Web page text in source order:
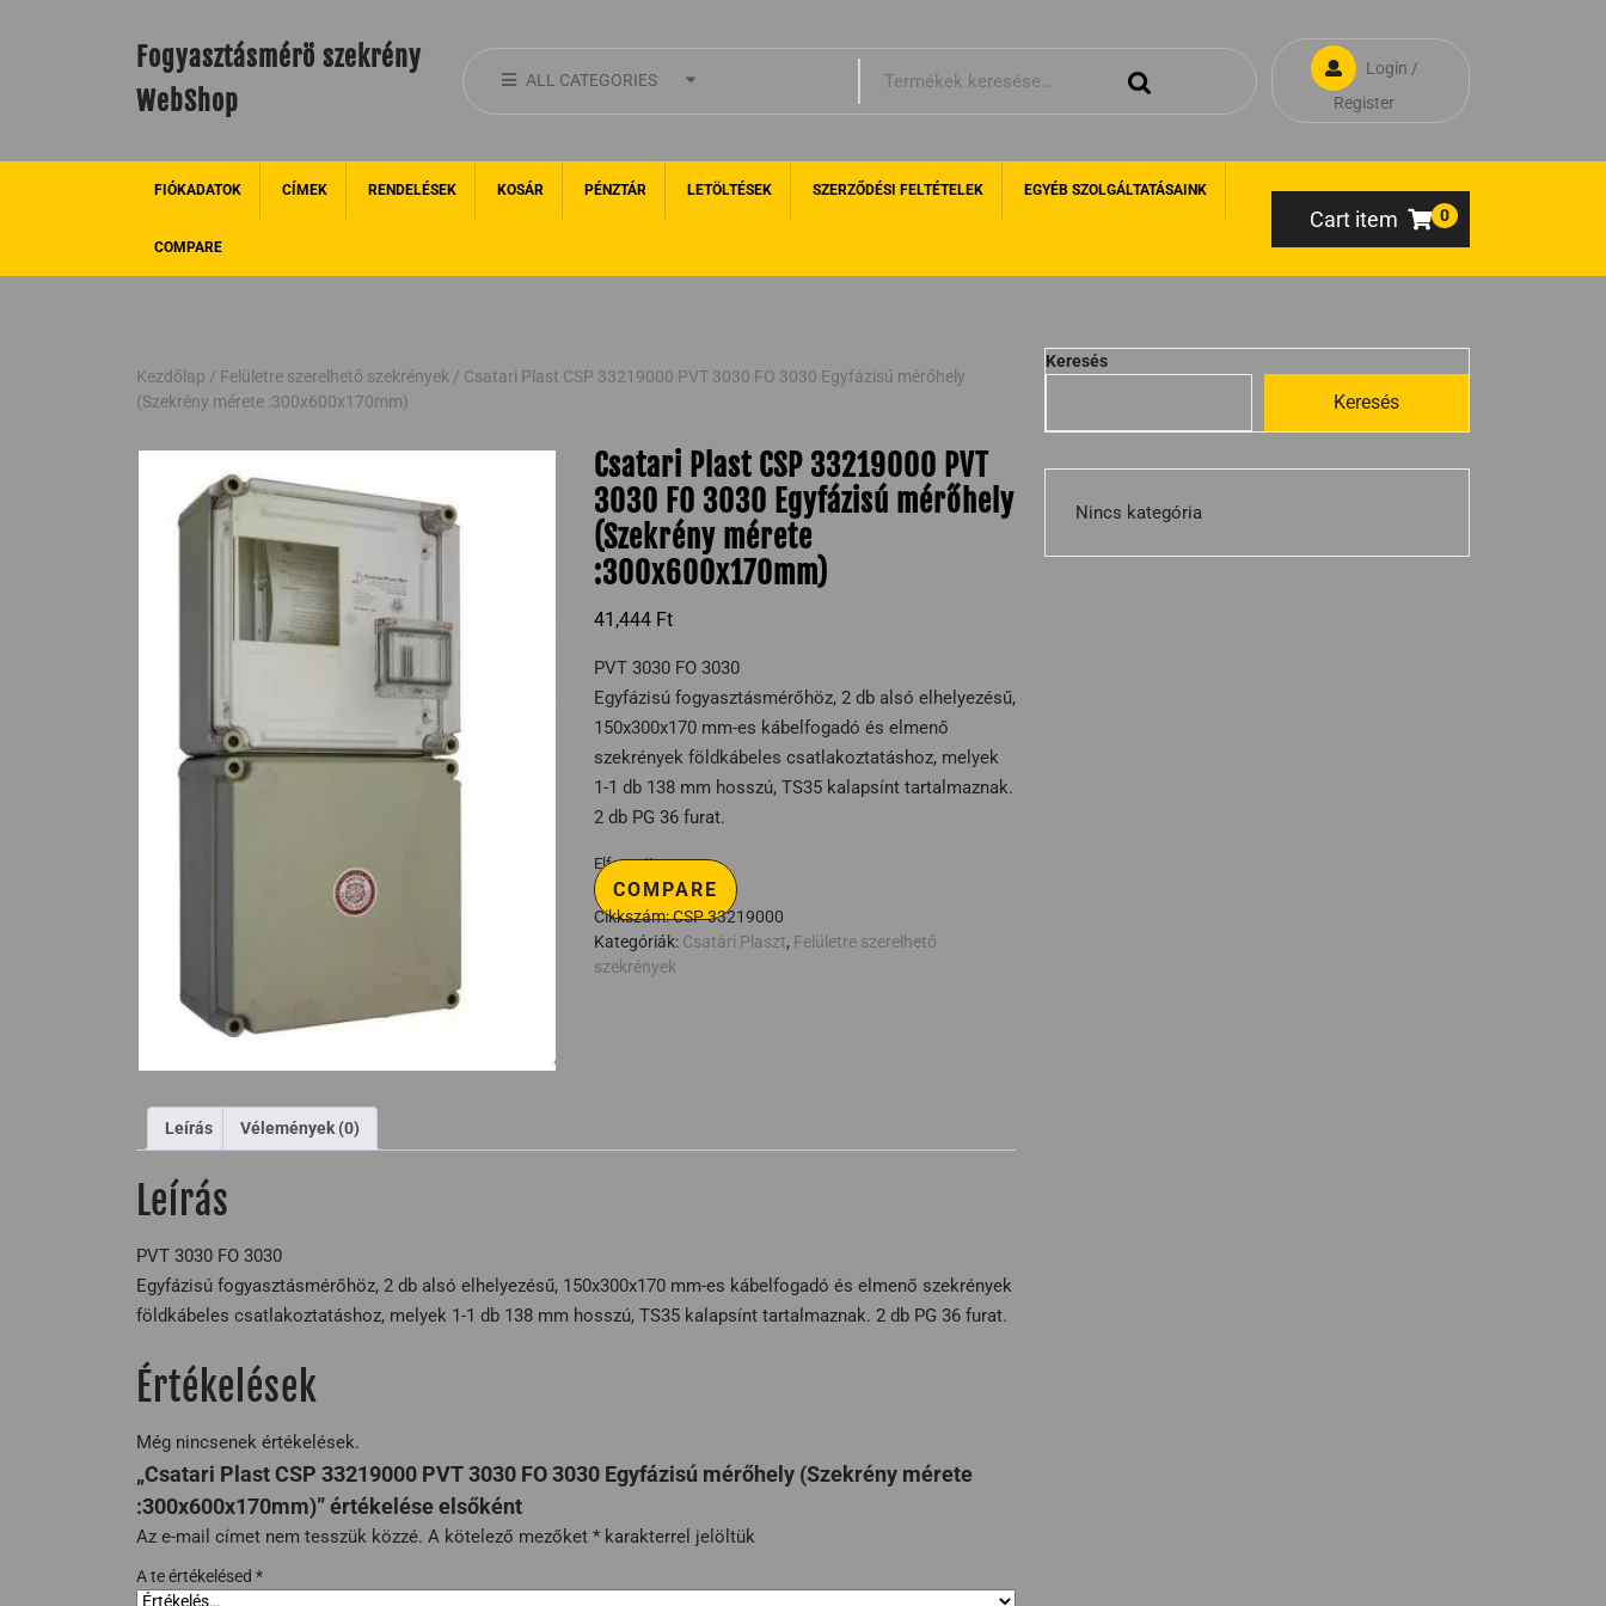
Fogyasztásmérö szekrény
WebShop
ALL CATEGORIES
Login /
Register
FIÓKADATOK CÍMEK RENDELÉSEK KOSÁR PÉNZTÁR LETÖLTÉSEK SZERZŐDÉSI FELTÉTELEK EGYÉB SZOLGÁLTATÁSAINK
COMPARE
Cart item 0
Kezdőlap / Felületre szerelhető szekrények / Csatari Plast CSP 33219000 PVT 3030 FO 3030 Egyfázisú mérőhely
(Szekrény mérete :300x600x170mm)
Csatari Plast CSP 33219000 PVT
3030 FO 3030 Egyfázisú mérőhely
(Szekrény mérete
:300x600x170mm)
41,444 Ft
PVT 3030 FO 3030
Egyfázisú fogyasztásmérőhöz, 2 db alsó elhelyezésű,
150x300x170 mm-es kábelfogadó és elmenő
szekrények földkábeles csatlakoztatáshoz, melyek
1-1 db 138 mm hosszú, TS35 kalapsínt tartalmaznak.
2 db PG 36 furat.
Elfogyott
COMPARE
Cikkszám:CSP 33219000
Kategóriák: Csatári Plaszt, Felületre szerelhető
szekrények
Leírás Vélemények (0)
Leírás
PVT 3030 FO 3030
Egyfázisú fogyasztásmérőhöz, 2 db alsó elhelyezésű, 150x300x170 mm-es kábelfogadó és elmenő szekrények
földkábeles csatlakoztatáshoz, melyek 1-1 db 138 mm hosszú, TS35 kalapsínt tartalmaznak. 2 db PG 36 furat.
Értékelések
Még nincsenek értékelések.
„Csatari Plast CSP 33219000 PVT 3030 FO 3030 Egyfázisú mérőhely (Szekrény mérete
:300x600x170mm)” értékelése elsőként
Az e-mail címet nem tesszük közzé. A kötelező mezőket * karakterrel jelöltük
A te értékelésed *
Keresés
Keresés
Nincs kategória